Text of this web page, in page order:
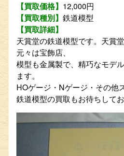
【買取価格】 12,000円
【買取種別】 鉄道模型
【買取詳細】
天賞堂の鉄道模型です。天賞
元々は宝飾店、
模型も金属製で、精巧なモデ
ます。
HOゲージ・Nゲージ・その他
鉄道模型の買取もお待ちしてお